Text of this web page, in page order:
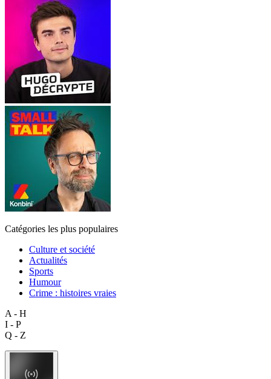
Catégories les plus populaires
Culture et société
Actualités
Sports
Humour
Crime : histoires vraies
A - H
I - P
Q - Z